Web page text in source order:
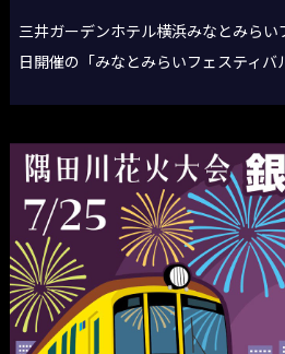
三井ガーデンホテル横浜みなとみら
日開催の「みなとみらいフェスティバ